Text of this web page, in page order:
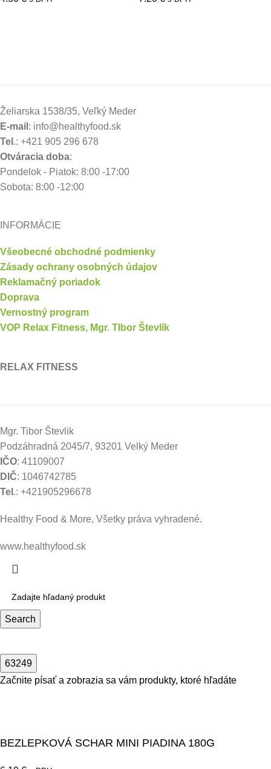
Želiarska 1538/35, Veľký Meder
E-mail : info@healthyfood.sk
Tel .: +421 905 296 678
Otváracia doba:
Pondelok - Piatok: 8:00 -17:00
Sobota: 8:00 -12:00
INFORMÁCIE
Všeobecné obchodné podmienky
Zásady ochrany osobných údajov
Reklamačný poriadok
Doprava
Vernostný program
VOP Relax Fitness, Mgr. TIbor Števlík
RELAX FITNESS
Mgr. Tibor Števlik
Podzáhradná 2045/7, 93201 Velký Meder
IČO: 41109007
DIČ: 1046742785
Tel .: +421905296678
Healthy Food & More, Všetky práva vyhradené.
www.healthyfood.sk
Search
Začnite písať a zobrazia sa vám produkty, ktoré hľadáte
BEZLEPKOVÁ SCHAR MINI PIADINA 180G